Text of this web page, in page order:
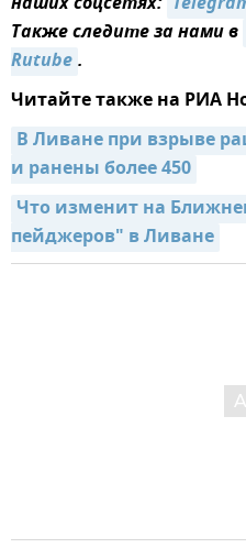
Также следите за нами в
Rutube.
Читайте также на РИА
В Ливане при взрыве
и ранены более 450
Что изменит на
пейджеров" в Ливане